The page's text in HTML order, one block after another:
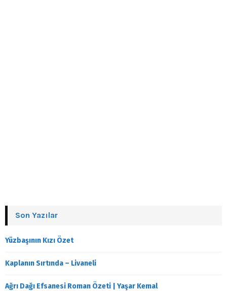
Son Yazılar
Yüzbaşının Kızı Özet
Kaplanın Sırtında – Livaneli
Ağrı Dağı Efsanesi Roman Özeti | Yaşar Kemal